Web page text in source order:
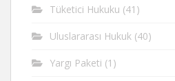
Tüketici Hukuku (41)
Uluslararası Hukuk (40)
Yargı Paketi (1)